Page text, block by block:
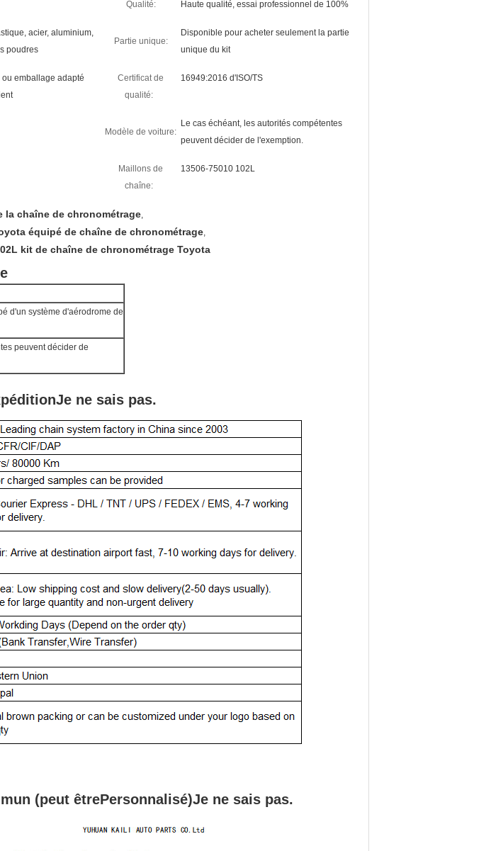
Qualité: Haute qualité, essai professionnel de 100%
acier, aluminium,
poudres
Partie unique:
Disponible pour acheter seulement la partie
unique du kit
emballage adapté
Certificat de
qualité:
16949:2016 d'ISO/TS
Modèle de voiture:
Le cas échéant, les autorités compétentes
peuvent décider de l'exemption.
Maillons de
chaîne:
13506-75010 102L
la chaîne de chronométrage,
équipé de chaîne de chronométrage,
kit de chaîne de chronométrage Toyota
d'un système d'aérodrome de
peuvent décider de
Je ne sais pas.
(peut êtrePersonnalisé)Je ne sais pas.